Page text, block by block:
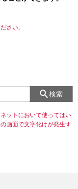
さい。
検索
ットにおいて使ってはい
画面で文字化けが発生す